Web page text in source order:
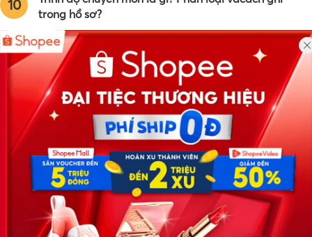
10
trong hồ sơ?
Công ty TNHH Eyeplus Online
Địa chỉ: Số 81, ngõ 68, đường Cầu Giấy, Tổ 05, Phường Quan
Hoa, Quận Cầu Giấy, TP Hà Nội, Việt Nam
SĐT: 0981 448 766
Email:
hotro@timviec.com.vn
VỀ CHÚNG TÔI